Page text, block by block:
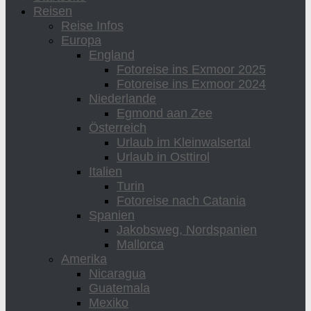
Reisen
Reise Infos
Europa
England
Fotoreise ins Exmoor 2025
Fotoreise ins Exmoor 2024
Niederlande
Egmond aan Zee
Österreich
Urlaub im Kleinwalsertal
Urlaub in Osttirol
Italien
Turin
Fotoreise nach Catania
Spanien
Jakobsweg, Nordspanien
Mallorca
Amerika
Nicaragua
Guatemala
Mexiko